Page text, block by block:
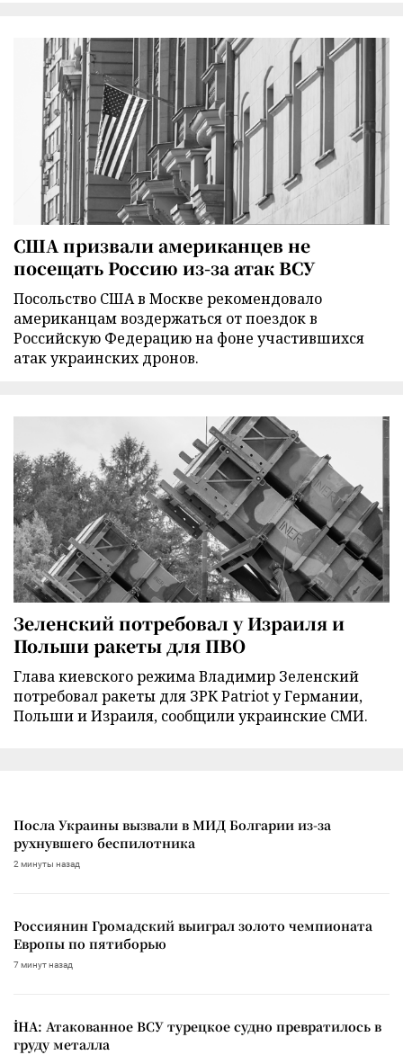
США призвали американцев не
посещать Россию из-за атак ВСУ
Посольство США в Москве рекомендовало
американцам воздержаться от поездок в
Российскую Федерацию на фоне участившихся
атак украинских дронов.
Зеленский потребовал у Израиля и
Польши ракеты для ПВО
Глава киевского режима Владимир Зеленский
потребовал ракеты для ЗРК Patriot у Германии,
Польши и Израиля, сообщили украинские СМИ.
Посла Украины вызвали в МИД Болгарии из-за
рухнувшего беспилотника
2 минуты назад
Россиянин Громадский выиграл золото чемпионата
Европы по пятиборью
7 минут назад
İHA: Атакованное ВСУ турецкое судно превратилось в
груду металла